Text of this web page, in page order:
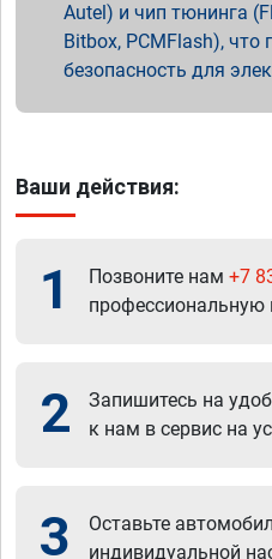
Autel) и чип тюнинга
Bitbox, PCMFlash), что
безопасность для
Ваши действия:
1 Позвоните нам +7
профессиональную
2
Запишитесь на
к нам в сервис на
3
Оставьте
индивидуальной